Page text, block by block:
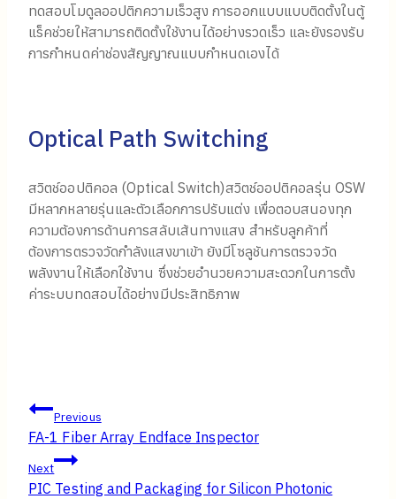
ทดสอบโมดูลออปติกความเร็วสูง การออกแบบแบบติดตั้งในตู้
แร็คช่วยให้สามารถติดตั้งใช้งานได้อย่างรวดเร็ว และยังรองรับ
การกำหนดค่าช่องสัญญาณแบบกำหนดเองได้
Optical Path Switching
สวิตช์ออปติคอล (Optical Switch)สวิตช์ออปติคอลรุ่น OSW
มีหลากหลายรุ่นและตัวเลือกการปรับแต่ง เพื่อตอบสนองทุก
ความต้องการด้านการสลับเส้นทางแสง สำหรับลูกค้าที่
ต้องการตรวจวัดกำลังแสงขาเข้า ยังมีโซลูชันการตรวจวัด
พลังงานให้เลือกใช้งาน ซึ่งช่วยอำนวยความสะดวกในการตั้ง
ค่าระบบทดสอบได้อย่างมีประสิทธิภาพ
Post
navigation
Previous
FA-1 Fiber Array Endface Inspector
Next
PIC Testing and Packaging for Silicon Photonic